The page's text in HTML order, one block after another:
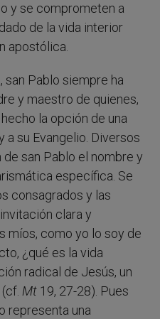
y se comprometen a
de la vida interior
apostólica.
san Pablo siempre ha
y maestro de quienes,
hecho la opción de una
a su Evangelio. Diversos
san Pablo el nombre y
específica. Se
consagrados y las
clara y
míos, como yo lo soy de
¿qué es la vida
radical de Jesús, un
Mt 19, 27-28). Pues
representa una